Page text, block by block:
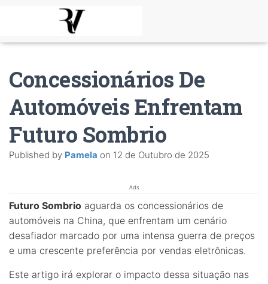
Concessionários De
Automóveis Enfrentam
Futuro Sombrio
Published by Pamela on 12 de Outubro de 2025
Ads
Futuro Sombrio aguarda os concessionários de
automóveis na China, que enfrentam um cenário
desafiador marcado por uma intensa guerra de preços
e uma crescente preferência por vendas eletrônicas.
Este artigo irá explorar o impacto dessa situação nas